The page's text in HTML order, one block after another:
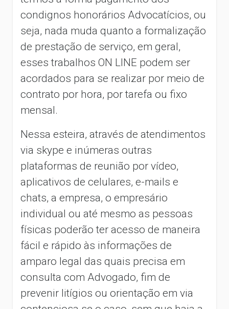
condignos honorários Advocatícios, ou
seja, nada muda quanto a formalização
de prestação de serviço, em geral,
esses trabalhos ON LINE podem ser
acordados para se realizar por meio de
contrato por hora, por tarefa ou fixo
mensal.
Nessa esteira, através de atendimentos
via skype e inúmeras outras
plataformas de reunião por vídeo,
aplicativos de celulares, e-mails e
chats, a empresa, o empresário
individual ou até mesmo as pessoas
físicas poderão ter acesso de maneira
fácil e rápido às informações de
amparo legal das quais precisa em
consulta com Advogado, fim de
prevenir litígios ou orientação em via